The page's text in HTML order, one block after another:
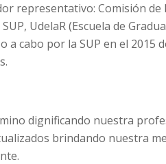
representativo: Comisión de
UdelaR (Escuela de
a cabo por la SUP en el
dignificando nuestra
brindando nuestra